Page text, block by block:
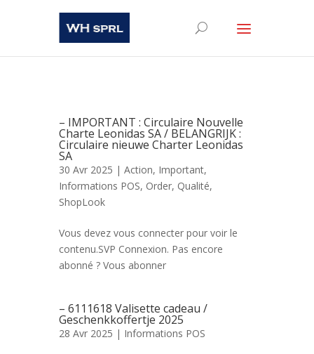
– IMPORTANT : Circulaire Nouvelle
Charte Leonidas SA / BELANGRIJK :
Circulaire nieuwe Charter Leonidas
SA
30 Avr 2025 | Action, Important,
Informations POS, Order, Qualité,
ShopLook
Vous devez vous connecter pour voir le
contenu.SVP Connexion. Pas encore
abonné ? Vous abonner
– 6111618 Valisette cadeau /
Geschenkkoffertje 2025
28 Avr 2025 | Informations POS